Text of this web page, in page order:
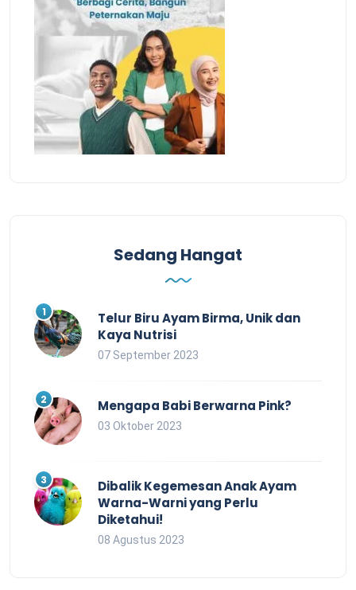
Sedang Hangat
Telur Biru Ayam Birma, Unik dan
Kaya Nutrisi
07 September 2023
Mengapa Babi Berwarna Pink?
03 Oktober 2023
Dibalik Kegemesan Anak Ayam
Warna-Warni yang Perlu
Diketahui!
08 Agustus 2023